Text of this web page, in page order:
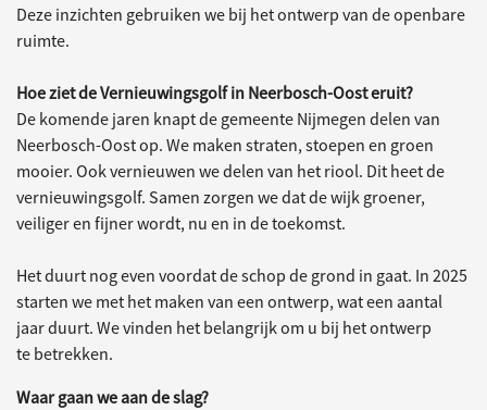
Deze inzichten gebruiken we bij het ontwerp van de openbare
ruimte.
Hoe ziet de Vernieuwingsgolf in Neerbosch-Oost eruit?
De komende jaren knapt de gemeente Nijmegen delen van
Neerbosch-Oost op. We maken straten, stoepen en groen
mooier. Ook vernieuwen we delen van het riool. Dit heet de
vernieuwingsgolf. Samen zorgen we dat de wijk groener,
veiliger en fijner wordt, nu en in de toekomst.
Het duurt nog even voordat de schop de grond in gaat. In 2025
starten we met het maken van een ontwerp, wat een aantal
jaar duurt. We vinden het belangrijk om u bij het ontwerp
te betrekken.
Waar gaan we aan de slag?